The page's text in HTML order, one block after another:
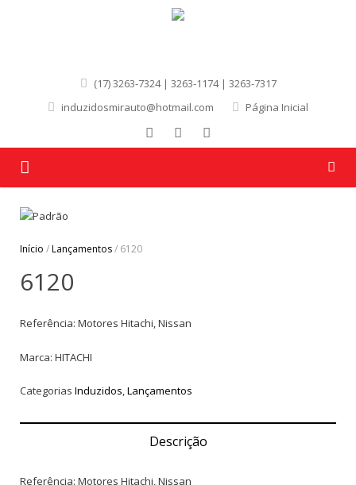
(17) 3263-7324 | 3263-1174 | 3263-7317
induzidosmirauto@hotmail.com
Página Inicial
Quem Somos
Produtos
Marcas
Contato
Início /Lançamentos/ 6120
6120
Referência: Motores Hitachi, Nissan
Marca: HITACHI
Categorias Induzidos Lançamentos
Descrição
Referência: Motores Hitachi, Nissan